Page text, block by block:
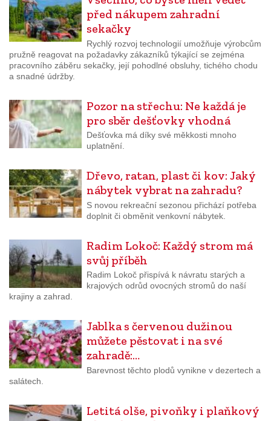
před nákupem zahradní
sekačky
Rychlý rozvoj technologií umožňuje výrobcům
pružně reagovat na požadavky zákazníků týkající se zejména
pracovního záběru sekačky, její pohodlné obsluhy, tichého chodu
a snadné údržby.
Pozor na střechu: Ne každá je
pro sběr dešťovky vhodná
Dešťovka má díky své měkkosti mnoho
uplatnění.
Dřevo, ratan, plast či kov: Jaký
nábytek vybrat na zahradu?
S novou rekreační sezonou přichází potřeba
doplnit či obměnit venkovní nábytek.
Radim Lokoč: Každý strom má
svůj příběh
Radim Lokoč přispívá k návratu starých a
krajových odrůd ovocných stromů do naší
krajiny a zahrad.
Jablka s červenou dužinou
můžete pěstovat i na své
zahradě:…
Barevnost těchto plodů vynikne v dezertech a
salátech.
Letitá olše, pivoňky i plaňkový